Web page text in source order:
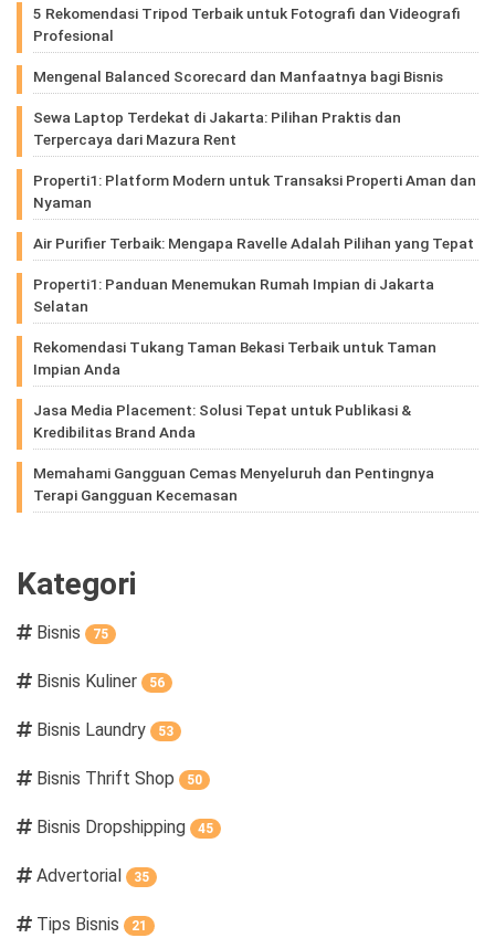
5 Rekomendasi Tripod Terbaik untuk Fotografi dan Videografi
Profesional
Mengenal Balanced Scorecard dan Manfaatnya bagi Bisnis
Sewa Laptop Terdekat di Jakarta: Pilihan Praktis dan
Terpercaya dari Mazura Rent
Properti1: Platform Modern untuk Transaksi Properti Aman dan
Nyaman
Air Purifier Terbaik: Mengapa Ravelle Adalah Pilihan yang Tepat
Properti1: Panduan Menemukan Rumah Impian di Jakarta
Selatan
Rekomendasi Tukang Taman Bekasi Terbaik untuk Taman
Impian Anda
Jasa Media Placement: Solusi Tepat untuk Publikasi &
Kredibilitas Brand Anda
Memahami Gangguan Cemas Menyeluruh dan Pentingnya
Terapi Gangguan Kecemasan
Kategori
Bisnis 75
Bisnis Kuliner 56
Bisnis Laundry 53
Bisnis Thrift Shop 50
Bisnis Dropshipping 45
Advertorial 35
Tips Bisnis 21